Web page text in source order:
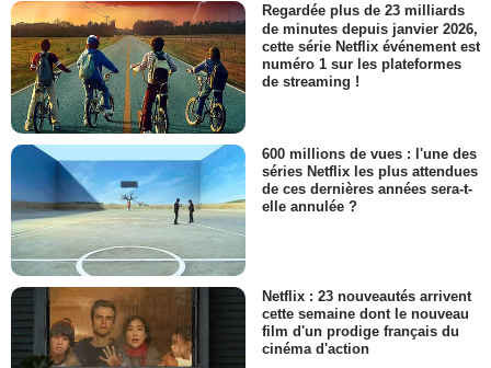
Regardée plus de 23 milliards
de minutes depuis janvier 2026,
cette série Netflix événement est
numéro 1 sur les plateformes
de streaming !
600 millions de vues : l'une des
séries Netflix les plus attendues
de ces dernières années sera-t-
elle annulée ?
Netflix : 23 nouveautés arrivent
cette semaine dont le nouveau
film d'un prodige français du
cinéma d'action